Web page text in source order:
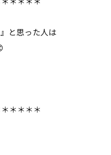
と思った人は
＊＊＊＊